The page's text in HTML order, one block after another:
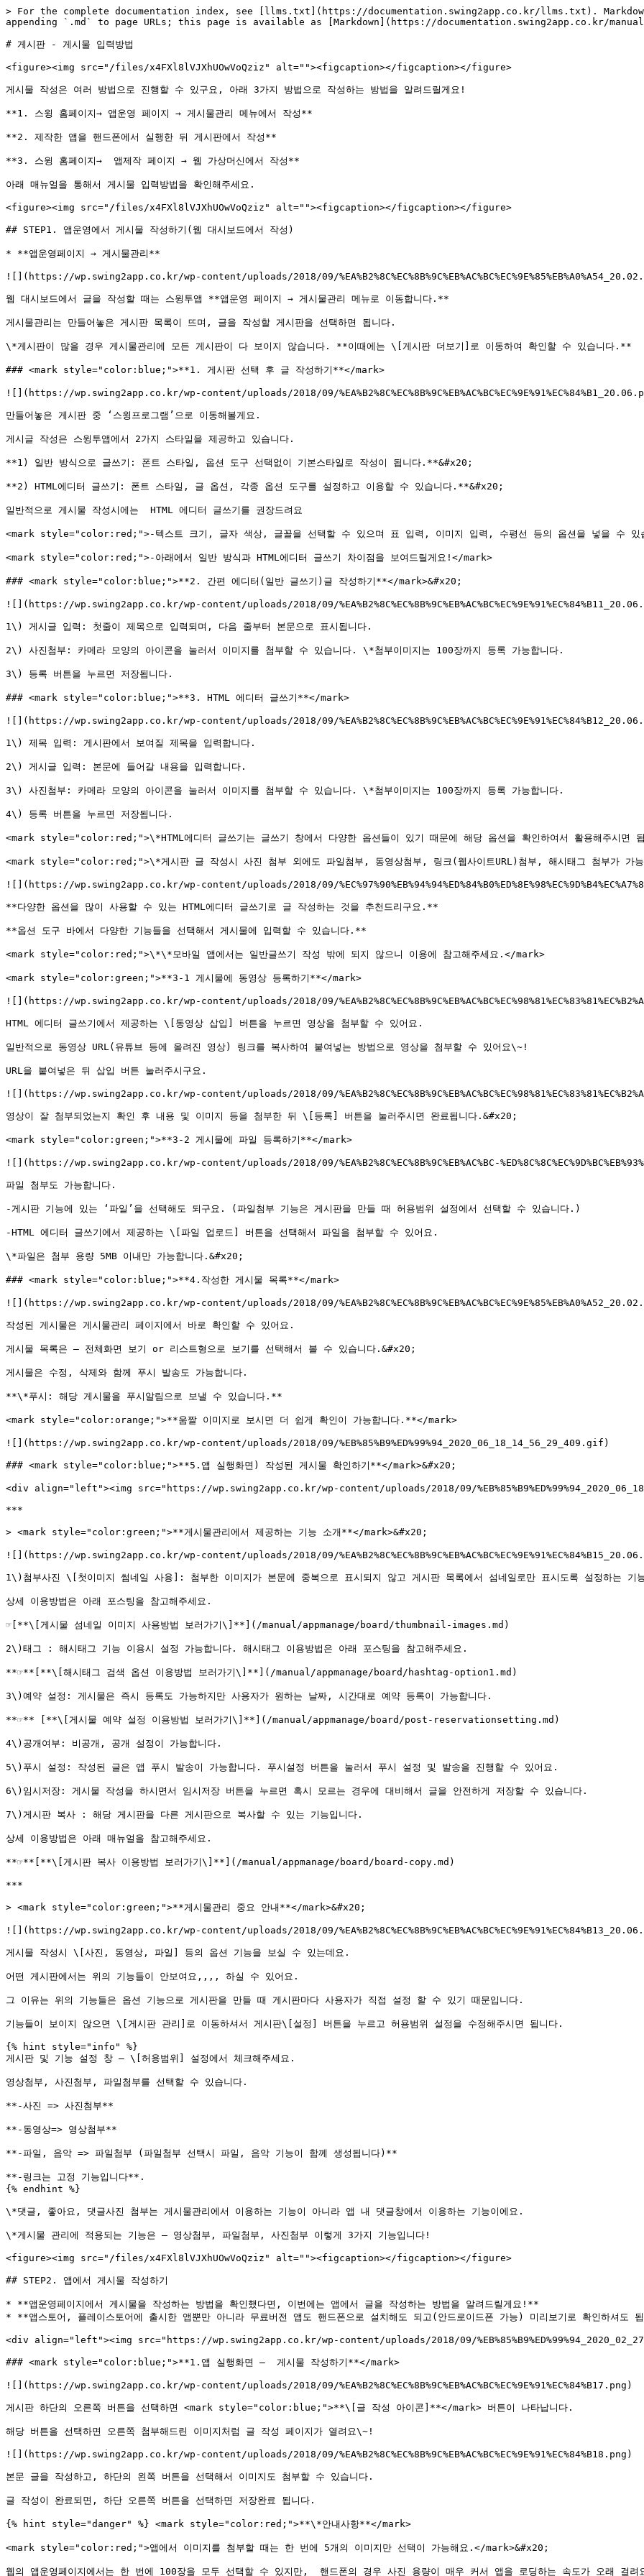
> For the complete documentation index, see [llms.txt](https://documentation.swing2app.co.kr/llms.txt).
appending `.md` to page URLs; this page is available as [Markdown](https://documentation.swing2app.co.kr/
# 게시판 - 게시물 입력방법
<figure><img src="/files/x4FXl8lVJXhUOwVoQziz" alt=""><figcaption></figcaption></figure>
게시물 작성은 여러 방법으로 진행할 수 있구요, 아래 3가지 방법으로 작성하는 방법을 알려드릴게요!
**1. 스윙 홈페이지→ 앱운영 페이지 → 게시물관리 메뉴에서 작성**
**2. 제작한 앱을 핸드폰에서 실행한 뒤 게시판에서 작성**
**3. 스윙 홈페이지→  앱제작 페이지 → 웹 가상머신에서 작성**
아래 매뉴얼을 통해서 게시물 입력방법을 확인해주세요.
<figure><img src="/files/x4FXl8lVJXhUOwVoQziz" alt=""><figcaption></figcaption></figure>
## STEP1. 앱운영에서 게시물 작성하기(웹 대시보드에서 작성)
* **앱운영페이지 → 게시물관리**
![](https://wp.swing2app.co.kr/wp-content/uploads/2018/09/
웹 대시보드에서 글을 작성할 때는 스윙투앱 **앱운영 페이지 → 게시물관리 메뉴로 이동합니다.**
게시물관리는 만들어놓은 게시판 목록이 뜨며, 글을 작성할 게시판을 선택하면 됩니다.
\*게시판이 많을 경우 게시물관리에 모든 게시판이 다 보이지 않습니다. **이때에는 \[게시판 더보기]로 이동하여 확인할 수 있습니다.**
### <mark style="color:blue;">**1. 게시판 선택 후 글 작성하기**</mark>
![](https://wp.swing2app.co.kr/wp-content/uploads/2018/09/
만들어놓은 게시판 중 ‘스윙프로그램’으로 이동해볼게요.
게시글 작성은 스윙투앱에서 2가지 스타일을 제공하고 있습니다.
**1) 일반 방식으로 글쓰기: 폰트 스타일, 옵션 도구 선택없이 기본스타일로 작성이 됩니다.**&#x20;
**2) HTML에디터 글쓰기: 폰트 스타일, 글 옵션, 각종 옵션 도구를 설정하고 이용할 수 있습니다.**&#x20;
일반적으로 게시물 작성시에는  HTML 에디터 글쓰기를 권장드려요
<mark style="color:red;">-텍스트 크기, 글자 색상, 글꼴을 선택할 수 있으며 표 입력, 이미지 입력, 수평선 등의 옵션을 넣을 수 있
<mark style="color:red;">-아래에서 일반 방식과 HTML에디터 글쓰기 차이점을 보여드릴게요!</mark>
### <mark style="color:blue;">**2. 간편 에디터(일반 글쓰기)글 작성하기**</mark>&#x20;
![](https://wp.swing2app.co.kr/wp-content/uploads/2018/09/
1\) 게시글 입력: 첫줄이 제목으로 입력되며, 다음 줄부터 본문으로 표시됩니다.
2\) 사진첨부: 카메라 모양의 아이콘을 눌러서 이미지를 첨부할 수 있습니다. \*첨부이미지는 100장까지 등록 가능합니다.
3\) 등록 버튼을 누르면 저장됩니다.
### <mark style="color:blue;">**3. HTML 에디터 글쓰기**</mark>
![](https://wp.swing2app.co.kr/wp-content/uploads/2018/09/
1\) 제목 입력: 게시판에서 보여질 제목을 입력합니다.
2\) 게시글 입력: 본문에 들어갈 내용을 입력합니다.
3\) 사진첨부: 카메라 모양의 아이콘을 눌러서 이미지를 첨부할 수 있습니다. \*첨부이미지는 100장까지 등록 가능합니다.
4\) 등록 버튼을 누르면 저장됩니다.
<mark style="color:red;">\*HTML에디터 글쓰기는 글쓰기 창에서 다양한 옵션들이 있기 때문에 해당 옵션을 확인하여서 활용해주시면
<mark style="color:red;">\*게시판 글 작성시 사진 첨부 외에도 파일첨부, 동영상첨부, 링크(웹사이트URL)첨부, 해시태그 첨부가 가
![](https://wp.swing2app.co.kr/wp-content/uploads/2018/09/%EC%97%90%EB%94%94%ED%84%B0%ED%8E%98%EC%9D%B4%EC%A7%80-
**다양한 옵션을 많이 사용할 수 있는 HTML에디터 글쓰기로 글 작성하는 것을 추천드리구요.**
**옵션 도구 바에서 다양한 기능들을 선택해서 게시물에 입력할 수 있습니다.**
<mark style="color:red;">\*\*모바일 앱에서는 일반글쓰기 작성 밖에 되지 않으니 이용에 참고해주세요.</mark>
<mark style="color:green;">**3-1 게시물에 동영상 등록하기**</mark>
![](https://wp.swing2app.co.kr/wp-content/uploads/2018/09/
HTML 에디터 글쓰기에서 제공하는 \[동영상 삽입] 버튼을 누르면 영상을 첨부할 수 있어요.
일반적으로 동영상 URL(유튜브 등에 올려진 영상) 링크를 복사하여 붙여넣는 방법으로 영상을 첨부할 수 있어요\~!
URL을 붙여넣은 뒤 삽입 버튼 눌러주시구요.
![](https://wp.swing2app.co.kr/wp-content/uploads/2018/09/
영상이 잘 첨부되었는지 확인 후 내용 및 이미지 등을 첨부한 뒤 \[등록] 버튼을 눌러주시면 완료됩니다.&#x20;
<mark style="color:green;">**3-2 게시물에 파일 등록하기**</mark>
![](https://wp.swing2app.co.kr/wp-content/uploads/2018/09/%EA%B2%8C%EC%8B%9C%EB%AC%BC-
파일 첨부도 가능합니다.
-게시판 기능에 있는 ‘파일’을 선택해도 되구요. (파일첨부 기능은 게시판을 만들 때 허용범위 설정에서 선택할 수 있습니다.)
-HTML 에디터 글쓰기에서 제공하는 \[파일 업로드] 버튼을 선택해서 파일을 첨부할 수 있어요.
\*파일은 첨부 용량 5MB 이내만 가능합니다.&#x20;
### <mark style="color:blue;">**4.작성한 게시물 목록**</mark>
![](https://wp.swing2app.co.kr/wp-content/uploads/2018/09/
작성된 게시물은 게시물관리 페이지에서 바로 확인할 수 있어요.
게시물 목록은 – 전체화면 보기 or 리스트형으로 보기를 선택해서 볼 수 있습니다.&#x20;
게시물은 수정, 삭제와 함께 푸시 발송도 가능합니다.
**\*푸시: 해당 게시물을 푸시알림으로 보낼 수 있습니다.**
<mark style="color:orange;">**움짤 이미지로 보시면 더 쉽게 확인이 가능합니다.**</mark>
![](https://wp.swing2app.co.kr/wp-content/uploads/2018/09/%EB%85%B9%ED%99%94_2020_06_18_14_56_29_409.gif)
### <mark style="color:blue;">**5.앱 실행화면) 작성된 게시물 확인하기**</mark>&#x20;
<div align="left"><img src="https://wp.swing2app.co.kr/wp-content/uploads/2018/09/
***
> <mark style="color:green;">**게시물관리에서 제공하는 기능 소개**</mark>&#x20;
![](https://wp.swing2app.co.kr/wp-content/uploads/2018/09/
1\)첨부사진 \[첫이미지 썸네일 사용]: 첨부한 이미지가 본문에 중복으로 표시되지 않고 게시판 목록에서 섬네일로만 표시도록 설정하는 기
상세 이용방법은 아래 포스팅을 참고해주세요.
☞[**\[게시물 섬네일 이미지 사용방법 보러가기\]**](/manual/appmanage/board/thumbnail-images.md)
2\)태그 : 해시태그 기능 이용시 설정 가능합니다. 해시태그 이용방법은 아래 포스팅을 참고해주세요.
**☞**[**\[해시태그 검색 옵션 이용방법 보러가기\]**](/manual/appmanage/board/hashtag-option1.md)
3\)예약 설정: 게시물은 즉시 등록도 가능하지만 사용자가 원하는 날짜, 시간대로 예약 등록이 가능합니다.
**☞** [**\[게시물 예약 설정 이용방법 보러가기\]**](/manual/appmanage/board/post-reservationsetting.md)
4\)공개여부: 비공개, 공개 설정이 가능합니다.
5\)푸시 설정: 작성된 글은 앱 푸시 발송이 가능합니다. 푸시설정 버튼을 눌러서 푸시 설정 및 발송을 진행할 수 있어요.
6\)임시저장: 게시물 작성을 하시면서 임시저장 버튼을 누르면 혹시 모르는 경우에 대비해서 글을 안전하게 저장할 수 있습니다.
7\)게시판 복사 : 해당 게시판을 다른 게시판으로 복사할 수 있는 기능입니다.
상세 이용방법은 아래 매뉴얼을 참고해주세요.
**☞**[**\[게시판 복사 이용방법 보러가기\]**](/manual/appmanage/board/board-copy.md)
***
> <mark style="color:green;">**게시물관리 중요 안내**</mark>&#x20;
![](https://wp.swing2app.co.kr/wp-content/uploads/2018/09/
게시물 작성시 \[사진, 동영상, 파일] 등의 옵션 기능을 보실 수 있는데요.
어떤 게시판에서는 위의 기능들이 안보여요,,,, 하실 수 있어요.
그 이유는 위의 기능들은 옵션 기능으로 게시판을 만들 때 게시판마다 사용자가 직접 설정 할 수 있기 때문입니다.
기능들이 보이지 않으면 \[게시판 관리]로 이동하셔서 게시판\[설정] 버튼을 누르고 허용범위 설정을 수정해주시면 됩니다.
{% hint style="info" %}
게시판 및 기능 설정 창 – \[허용범위] 설정에서 체크해주세요.
영상첨부, 사진첨부, 파일첨부를 선택할 수 있습니다.
**-사진 => 사진첨부**
**-동영상=> 영상첨부**
**-파일, 음악 => 파일첨부 (파일첨부 선택시 파일, 음악 기능이 함께 생성됩니다)**
**-링크는 고정 기능입니다**.
{% endhint %}
\*댓글, 좋아요, 댓글사진 첨부는 게시물관리에서 이용하는 기능이 아니라 앱 내 댓글창에서 이용하는 기능이에요.
\*게시물 관리에 적용되는 기능은 – 영상첨부, 파일첨부, 사진첨부 이렇게 3가지 기능입니다!
<figure><img src="/files/x4FXl8lVJXhUOwVoQziz" alt=""><figcaption></figcaption></figure>
## STEP2. 앱에서 게시물 작성하기
* **앱운영페이지에서 게시물을 작성하는 방법을 확인했다면, 이번에는 앱에서 글을 작성하는 방법을 알려드릴게요!**
* **앱스토어, 플레이스토어에 출시한 앱뿐만 아니라 무료버전 앱도 핸드폰으로 설치해도 되고(안드로이드폰 가능) 미리보기로 확인하셔도
<div align="left"><img src="https://wp.swing2app.co.kr/wp-content/uploads/2018/09/
### <mark style="color:blue;">**1.앱 실행화면 –  게시물 작성하기**</mark>
![](https://wp.swing2app.co.kr/wp-content/uploads/2018/09/%EA%B2%8C%EC%8B%9C%EB%AC%BC%EC%9E%91%EC%84%B17.png)
게시판 하단의 오른쪽 버튼을 선택하면 <mark style="color:blue;">**\[글 작성 아이콘]**</mark> 버튼이 나타납니다.
해당 버튼을 선택하면 오른쪽 첨부해드린 이미지처럼 글 작성 페이지가 열려요\~!
![](https://wp.swing2app.co.kr/wp-content/uploads/2018/09/%EA%B2%8C%EC%8B%9C%EB%AC%BC%EC%9E%91%EC%84%B18.png)
본문 글을 작성하고, 하단의 왼쪽 버튼을 선택해서 이미지도 첨부할 수 있습니다.
글 작성이 완료되면, 하단 오른쪽 버튼을 선택하면 저장완료 됩니다.
{% hint style="danger" %} <mark style="color:red;">**\*안내사항**</mark>
<mark style="color:red;">앱에서 이미지를 첨부할 때는 한 번에 5개의 이미지만 선택이 가능해요.</mark>&#x20;
웹의 앱운영페이지에서는 한 번에 100장을 모두 선택할 수 있지만,  핸드폰의 경우 사진 용량이 매우 커서 앱을 로딩하는 속도가 오래 걸려